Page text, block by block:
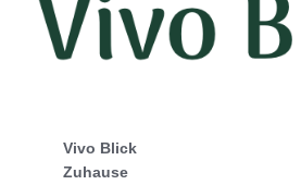
Vivo Blick
Zuhause